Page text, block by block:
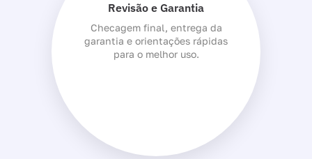
Revisão e Garantia
Checagem final, entrega da
garantia e orientações rápidas
para o melhor uso.